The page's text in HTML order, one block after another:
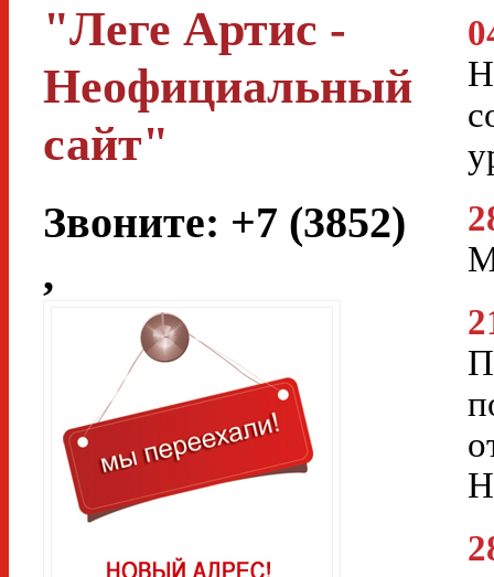
"Леге Артис -
Неофициальный
сайт"
Звоните: +7 (3852)
,